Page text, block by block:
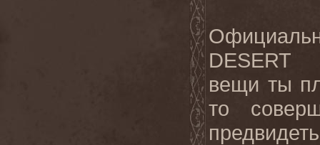
DESERT
вещи ты
то